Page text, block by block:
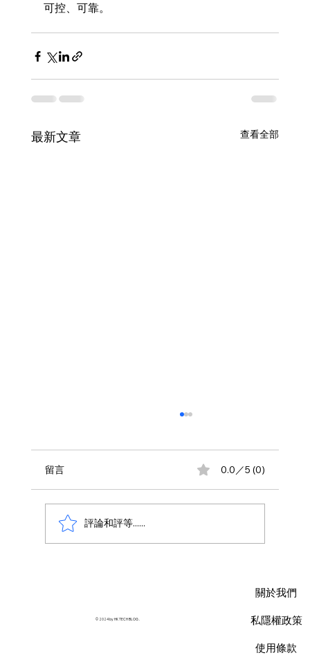
可控、可靠。
最新文章 查看全部
限制，用 Database Savings Plans 省下
留言 0.0／5 (0)
評論和評等......
© 2024 by HK TECH BLOG .
關於我們
私隱權政策
使用條款